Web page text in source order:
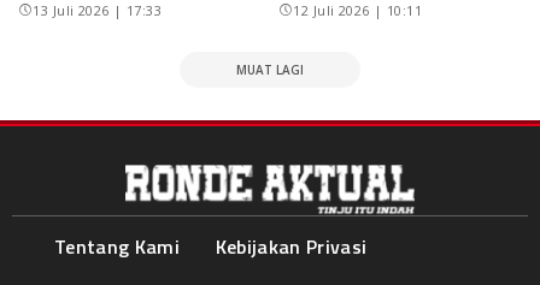
13 Juli 2026 | 17:33 12 Juli 2026 | 10:11
MUAT LAGI
Tentang Kami Kebijakan Privasi